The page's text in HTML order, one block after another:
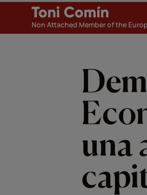
Non Attached Member of the
una